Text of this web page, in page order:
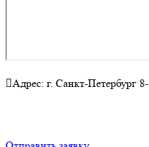
Адрес: г. Санкт-Петербург